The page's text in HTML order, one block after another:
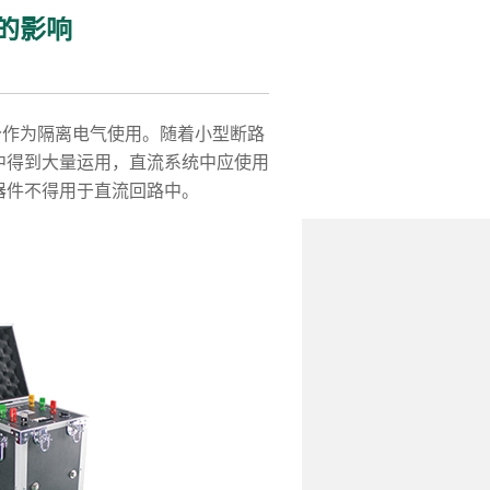
影响
为隔离电气使用。随着小型断路
到大量运用，直流系统中应使用
不得用于直流回路中。